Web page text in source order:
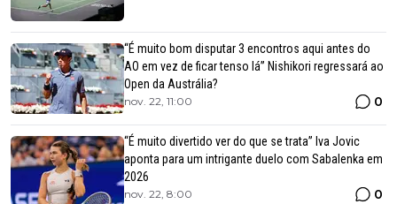
“É muito bom disputar 3 encontros aqui antes do
AO em vez de ficar tenso lá” Nishikori regressará ao
Open da Austrália?
nov. 22, 11:00 0
“É muito divertido ver do que se trata” Iva Jovic
aponta para um intrigante duelo com Sabalenka em
2026
nov. 22, 8:00 0